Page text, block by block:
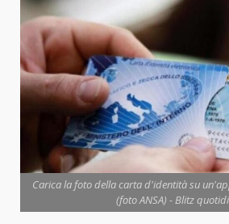
Carica la foto della carta d'identità su
(foto ANSA) - Blitz